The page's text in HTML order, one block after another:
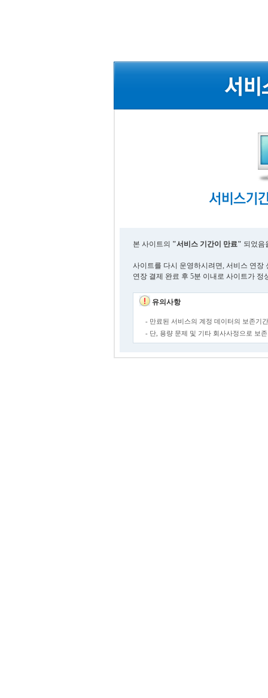
본 사이트의 "서비스 기간이 만료" 되었음
사이트를 다시 운영하시려면, 서비스 연장
연장 결제 완료 후 5분 이내로 사이트가 정
유의사항
- 만료된 서비스의 계정 데이터의 보존기
- 단, 용량 문제 및 기타 회사사정으로 보